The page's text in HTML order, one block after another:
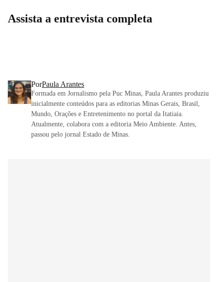
Assista a entrevista completa
PorPaula Arantes
Formada em Jornalismo pela Puc Minas, Paula Arantes produziu
inicialmente conteúdos para as editorias Minas Gerais, Brasil,
Mundo, Orações e Entretenimento no portal da Itatiaia.
Atualmente, colabora com a editoria Meio Ambiente. Antes,
passou pelo jornal Estado de Minas.